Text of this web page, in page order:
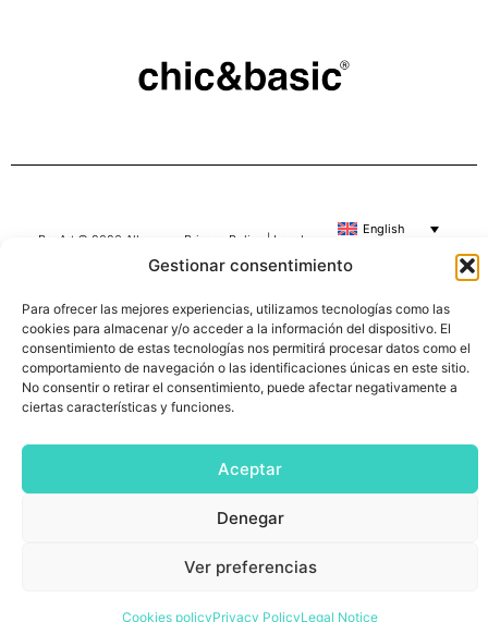
Gestionar consentimiento
Para ofrecer las mejores experiencias, utilizamos tecnologías como las
cookies para almacenar y/o acceder a la información del dispositivo. El
consentimiento de estas tecnologías nos permitirá procesar datos como el
comportamiento de navegación o las identificaciones únicas en este sitio.
No consentir o retirar el consentimiento, puede afectar negativamente a
ciertas características y funciones.
Aceptar
Denegar
Ver preferencias
Cookies policyPrivacy PolicyLegal Notice
BesArt © 2026 All
Privacy Policy | Legal
Policy
English